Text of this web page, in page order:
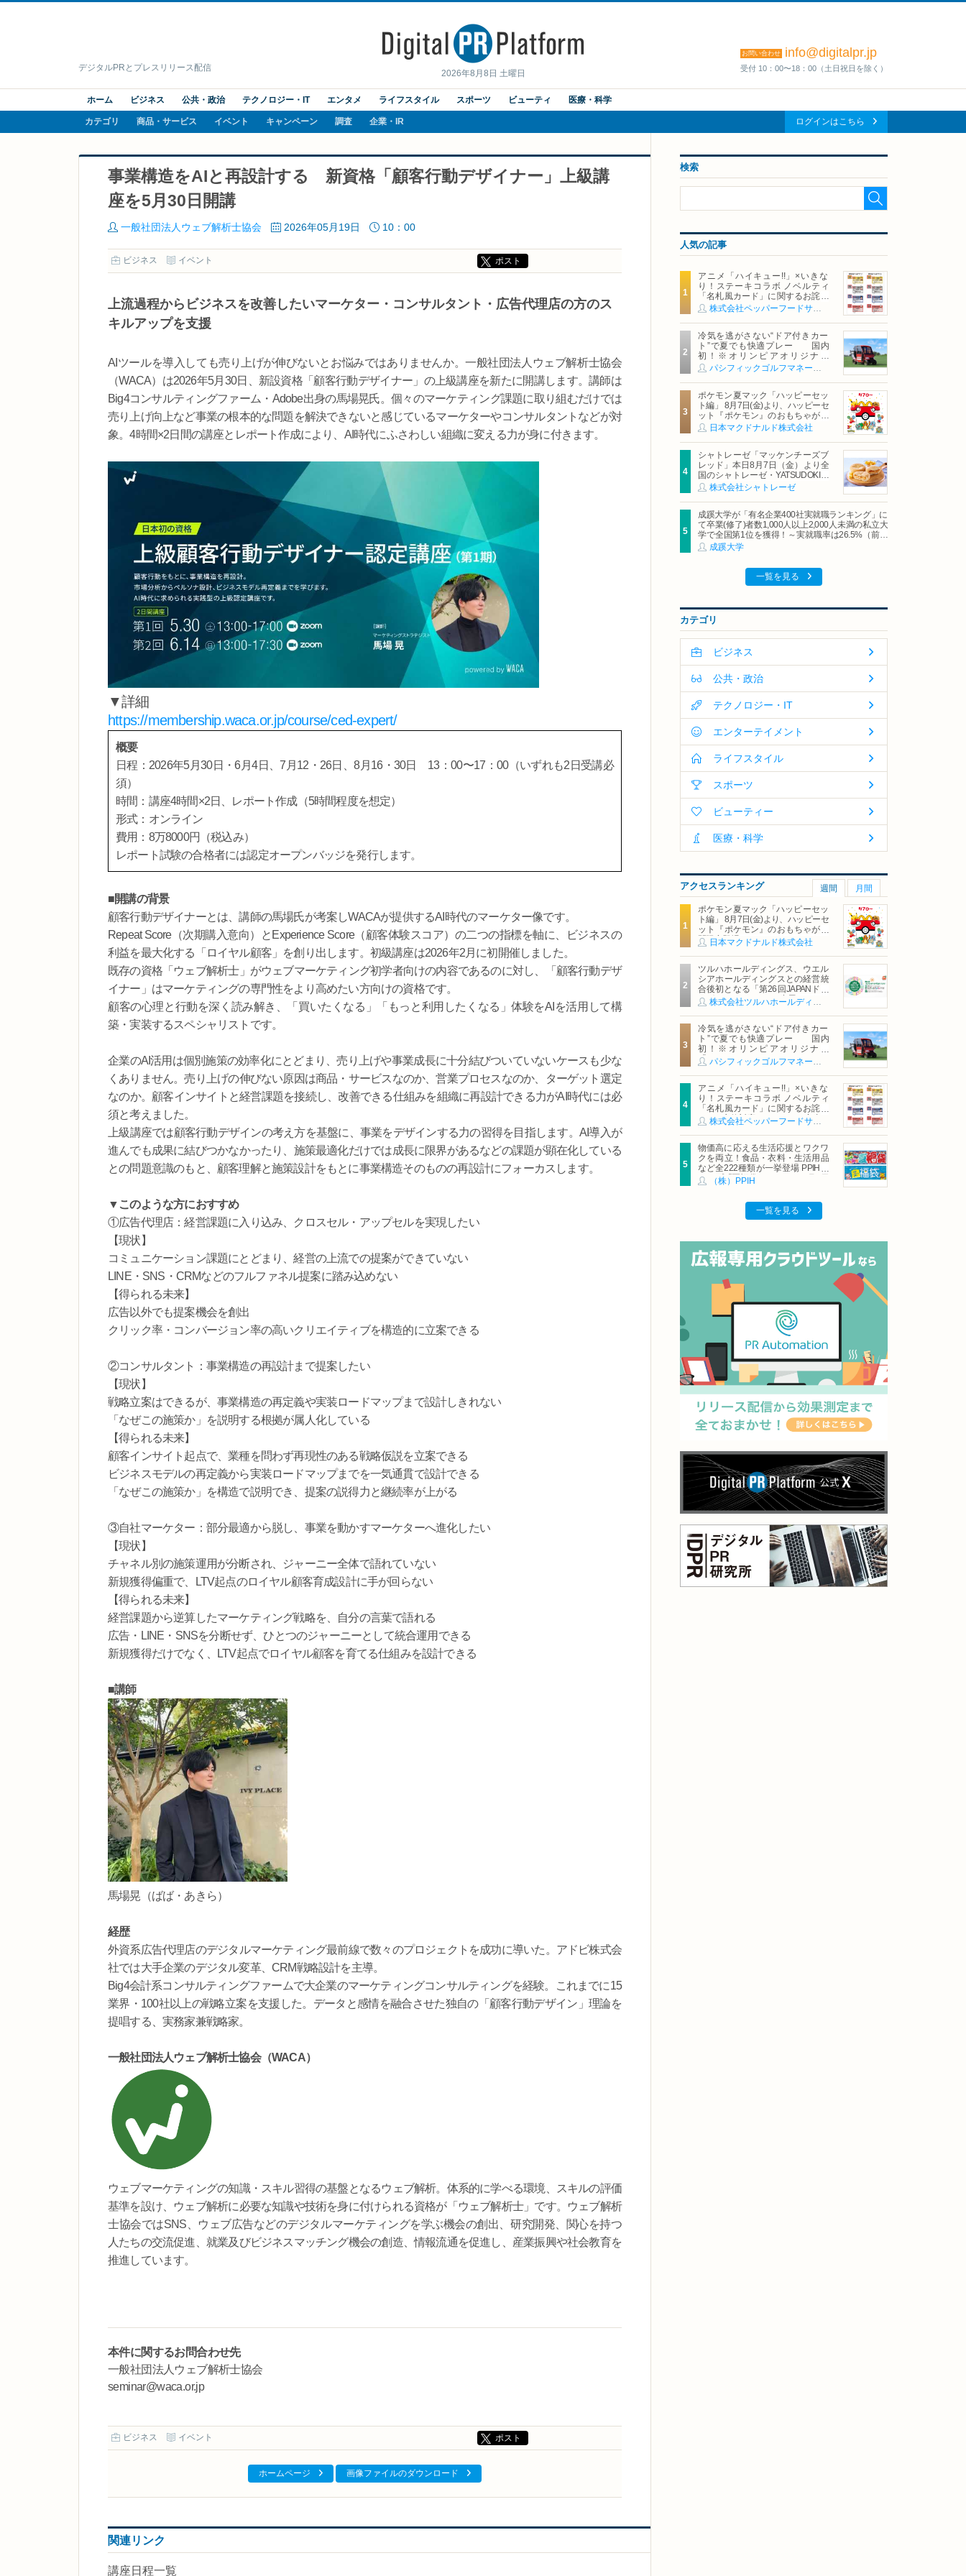
2026年8月8日 土曜日
デジタルPRとプレスリリース配信
お問い合わせ info@digitalpr.jp
受付 10：00〜18：00（土日祝日を除く）
ホーム ビジネス 公共・政治 テクノロジー・IT エンタメ ライフスタイル スポーツ ビューティ 医療・科学
カテゴリ 商品・サービス イベント キャンペーン 調査 企業・IR ログインはこちら
事業構造をAIと再設計する 新資格「顧客行動デザイナー」上級講
座を5月30日開講
一般社団法人ウェブ解析士協会 2026年05月19日 10：00
ビジネス イベント ポスト
上流過程からビジネスを改善したいマーケター・コンサルタント・広告代理店の方のス
キルアップを支援
AIツールを導入しても売り上げが伸びないとお悩みではありませんか。一般社団法人ウェブ解析士協会
（WACA）は2026年5月30日、新設資格「顧客行動デザイナー」の上級講座を新たに開講します。講師は
Big4コンサルティングファーム・Adobe出身の馬場晃氏。個々のマーケティング課題に取り組むだけでは
売り上げ向上など事業の根本的な問題を解決できないと感じているマーケターやコンサルタントなどが対
象。4時間×2日間の講座とレポート作成により、AI時代にふさわしい組織に変える力が身に付きます。
▼詳細
https://membership.waca.or.jp/course/ced-expert/
概要
日程：2026年5月30日・6月4日、7月12・26日、8月16・30日 13：00〜17：00（いずれも2日受講必
須）
時間：講座4時間×2日、レポート作成（5時間程度を想定）
形式：オンライン
費用：8万8000円（税込み）
レポート試験の合格者には認定オープンバッジを発行します。
■開講の背景
顧客行動デザイナーとは、講師の馬場氏が考案しWACAが提供するAI時代のマーケター像です。
Repeat Score（次期購入意向）とExperience Score（顧客体験スコア）の二つの指標を軸に、ビジネスの
利益を最大化する「ロイヤル顧客」を創り出します。初級講座は2026年2月に初開催しました。
既存の資格「ウェブ解析士」がウェブマーケティング初学者向けの内容であるのに対し、「顧客行動デザ
イナー」はマーケティングの専門性をより高めたい方向けの資格です。
顧客の心理と行動を深く読み解き、「買いたくなる」「もっと利用したくなる」体験をAIを活用して構
築・実装するスペシャリストです。
企業のAI活用は個別施策の効率化にとどまり、売り上げや事業成長に十分結びついていないケースも少な
くありません。売り上げの伸びない原因は商品・サービスなのか、営業プロセスなのか、ターゲット選定
なのか。顧客インサイトと経営課題を接続し、改善できる仕組みを組織に再設計できる力がAI時代には必
須と考えました。
上級講座では顧客行動デザインの考え方を基盤に、事業をデザインする力の習得を目指します。AI導入が
進んでも成果に結びつかなかったり、施策最適化だけでは成長に限界があるなどの課題が顕在化している
との問題意識のもと、顧客理解と施策設計をもとに事業構造そのものの再設計にフォーカスします。
▼このような方におすすめ
①広告代理店：経営課題に入り込み、クロスセル・アップセルを実現したい
【現状】
コミュニケーション課題にとどまり、経営の上流での提案ができていない
LINE・SNS・CRMなどのフルファネル提案に踏み込めない
【得られる未来】
広告以外でも提案機会を創出
クリック率・コンバージョン率の高いクリエイティブを構造的に立案できる
②コンサルタント：事業構造の再設計まで提案したい
【現状】
戦略立案はできるが、事業構造の再定義や実装ロードマップまで設計しきれない
「なぜこの施策か」を説明する根拠が属人化している
【得られる未来】
顧客インサイト起点で、業種を問わず再現性のある戦略仮説を立案できる
ビジネスモデルの再定義から実装ロードマップまでを一気通貫で設計できる
「なぜこの施策か」を構造で説明でき、提案の説得力と継続率が上がる
③自社マーケター：部分最適から脱し、事業を動かすマーケターへ進化したい
【現状】
チャネル別の施策運用が分断され、ジャーニー全体で語れていない
新規獲得偏重で、LTV起点のロイヤル顧客育成設計に手が回らない
【得られる未来】
経営課題から逆算したマーケティング戦略を、自分の言葉で語れる
広告・LINE・SNSを分断せず、ひとつのジャーニーとして統合運用できる
新規獲得だけでなく、LTV起点でロイヤル顧客を育てる仕組みを設計できる
■講師
馬場晃（ばば・あきら）
経歴
外資系広告代理店のデジタルマーケティング最前線で数々のプロジェクトを成功に導いた。アドビ株式会
社では大手企業のデジタル変革、CRM戦略設計を主導。
Big4会計系コンサルティングファームで大企業のマーケティングコンサルティングを経験。これまでに15
業界・100社以上の戦略立案を支援した。データと感情を融合させた独自の「顧客行動デザイン」理論を
提唱する、実務家兼戦略家。
一般社団法人ウェブ解析士協会（WACA）
ウェブマーケティングの知識・スキル習得の基盤となるウェブ解析。体系的に学べる環境、スキルの評価
基準を設け、ウェブ解析に必要な知識や技術を身に付けられる資格が「ウェブ解析士」です。ウェブ解析
士協会ではSNS、ウェブ広告などのデジタルマーケティングを学ぶ機会の創出、研究開発、関心を持つ
人たちの交流促進、就業及びビジネスマッチング機会の創造、情報流通を促進し、産業振興や社会教育を
推進しています。
本件に関するお問合わせ先
一般社団法人ウェブ解析士協会
seminar@waca.or.jp
ビジネス イベント ポスト
ホームページ 画像ファイルのダウンロード
関連リンク
講座日程一覧
検索
人気の記事
アニメ「ハイキュー!!」×いきな
り！ステーキコラボ ノベルティ
「名札風カード」に関するお詫び
および交換対応についてのご案内
冷気を逃がさない“ドア付きカー
ト”で夏でも快適プレー 国内
初！※オリンピアオリジナル
「AirCon Cart（エアコンカー
ト）」導入 | ＰＧＭ
ポケモン夏マック「ハッピーセッ
ト編」 8月7日(金)より、ハッピーセ
ット『ポケモン』のおもちゃが期
間限定登場
日本マクドナルド株式会社
シャトレーゼ「マッケンチーズブ
レッド」本日8月7日（金）より全
国のシャトレーゼ・YATSUDOKIで
発売株式会社シャトレーゼ
成蹊大学が「有名企業400社実就職ランキング」に
て卒業(修了)者数1,000人以上2,000人未満の私立大
学で全国第1位を獲得！～実就職率は26.5%（前年
比＋4.3pt）に伸長、東京の私立大学でも10位にラ
ンクイン～
成蹊大学
一覧を見る
カテゴリ
ビジネス
公共・政治
テクノロジー・IT
エンターテイメント
ライフスタイル
スポーツ
ビューティー
医療・科学
アクセスランキング 週間 月間
ポケモン夏マック「ハッピーセッ
ト編」 8月7日(金)より、ハッピーセ
ット『ポケモン』のおもちゃが期
間限定登場
日本マクドナルド株式会社
ツルハホールディングス、ウエル
シアホールディングスとの経営統
合後初となる「第26回JAPANドラ
ッグストアショー」に出展
冷気を逃がさない“ドア付きカー
ト”で夏でも快適プレー 国内
初！※オリンピアオリジナル
「AirCon Cart（エアコンカー
ト）」導入 | ＰＧＭ
アニメ「ハイキュー!!」×いきな
り！ステーキコラボ ノベルティ
「名札風カード」に関するお詫び
および交換対応についてのご案内
物価高に応える生活応援とワクワ
クを両立！食品・衣料・生活用品
など全222種類が一挙登場 PPIHグ
ループ「夏福袋」＆セール 8月6日
(木)より順次スタート
（株）PPIH
一覧を見る